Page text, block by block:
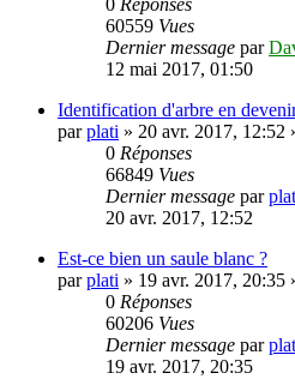
0 Réponses
60559 Vues
Dernier message par
12 mai 2017, 01:50
Identification d'arbre en
parplati » 20 avr. 2017, 12:52
0 Réponses
66849 Vues
Dernier message par
20 avr. 2017, 12:52
Est-ce bien un saule blanc ?
parplati » 19 avr. 2017, 20:35
0 Réponses
60206 Vues
Dernier message par
19 avr. 2017, 20:35